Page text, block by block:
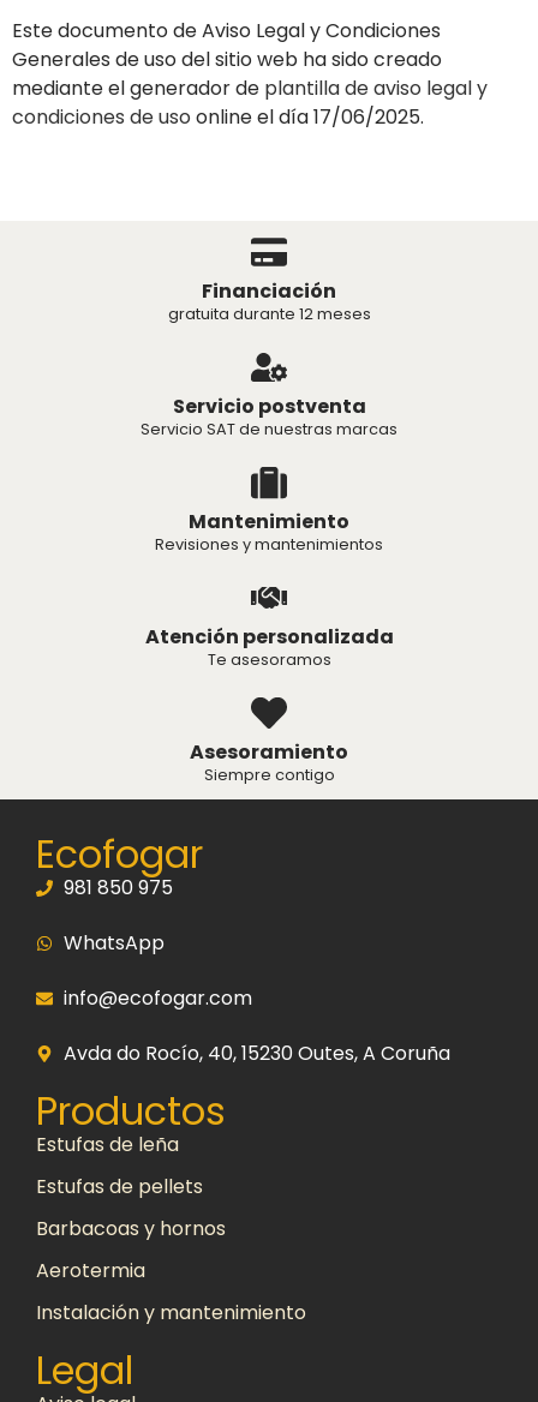
Este documento de Aviso Legal y Condiciones
Generales de uso del sitio web ha sido creado
mediante el generador de plantilla de aviso legal y
condiciones de uso online el día 17/06/2025.
Financiación
gratuita durante 12 meses
Servicio postventa
Servicio SAT de nuestras marcas
Mantenimiento
Revisiones y mantenimientos
Atención personalizada
Te asesoramos
Asesoramiento
Siempre contigo
Ecofogar
981 850 975
WhatsApp
info@ecofogar.com
Avda do Rocío, 40, 15230 Outes, A Coruña
Productos
Estufas de leña
Estufas de pellets
Barbacoas y hornos
Aerotermia
Instalación y mantenimiento
Legal